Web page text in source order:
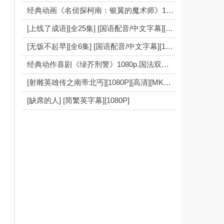
经典动画《名侦探柯南：银翼的魔术师》1080p.国日双语.BD中字
[上线了成语][全25集] [国语配音/中文字幕][4K-2160P]
[无饭不起早][全6集] [国语配音/中文字幕][1080P]
经典动作喜剧《绿芥刑警》1080p.国法双语.BD中字
[射雕英雄传之南帝北丐][1080P][高清][MKV][41.58G][每集约2G][20集全][1992年][GOTV] [国粤双语][默认国语]
[缺席的人] [简繁英字幕][1080P]